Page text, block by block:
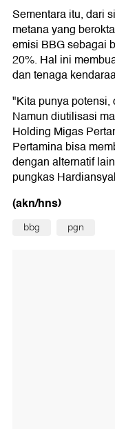
Sementara itu, dari
metana yang
emisi BBG sebagai
20%. Hal ini
dan tenaga
"Kita punya potensi,
Namun diutilisasi
Holding Migas
Pertamina bisa
dengan alternatif
pungkas
(akn/hns)
bbg pgn